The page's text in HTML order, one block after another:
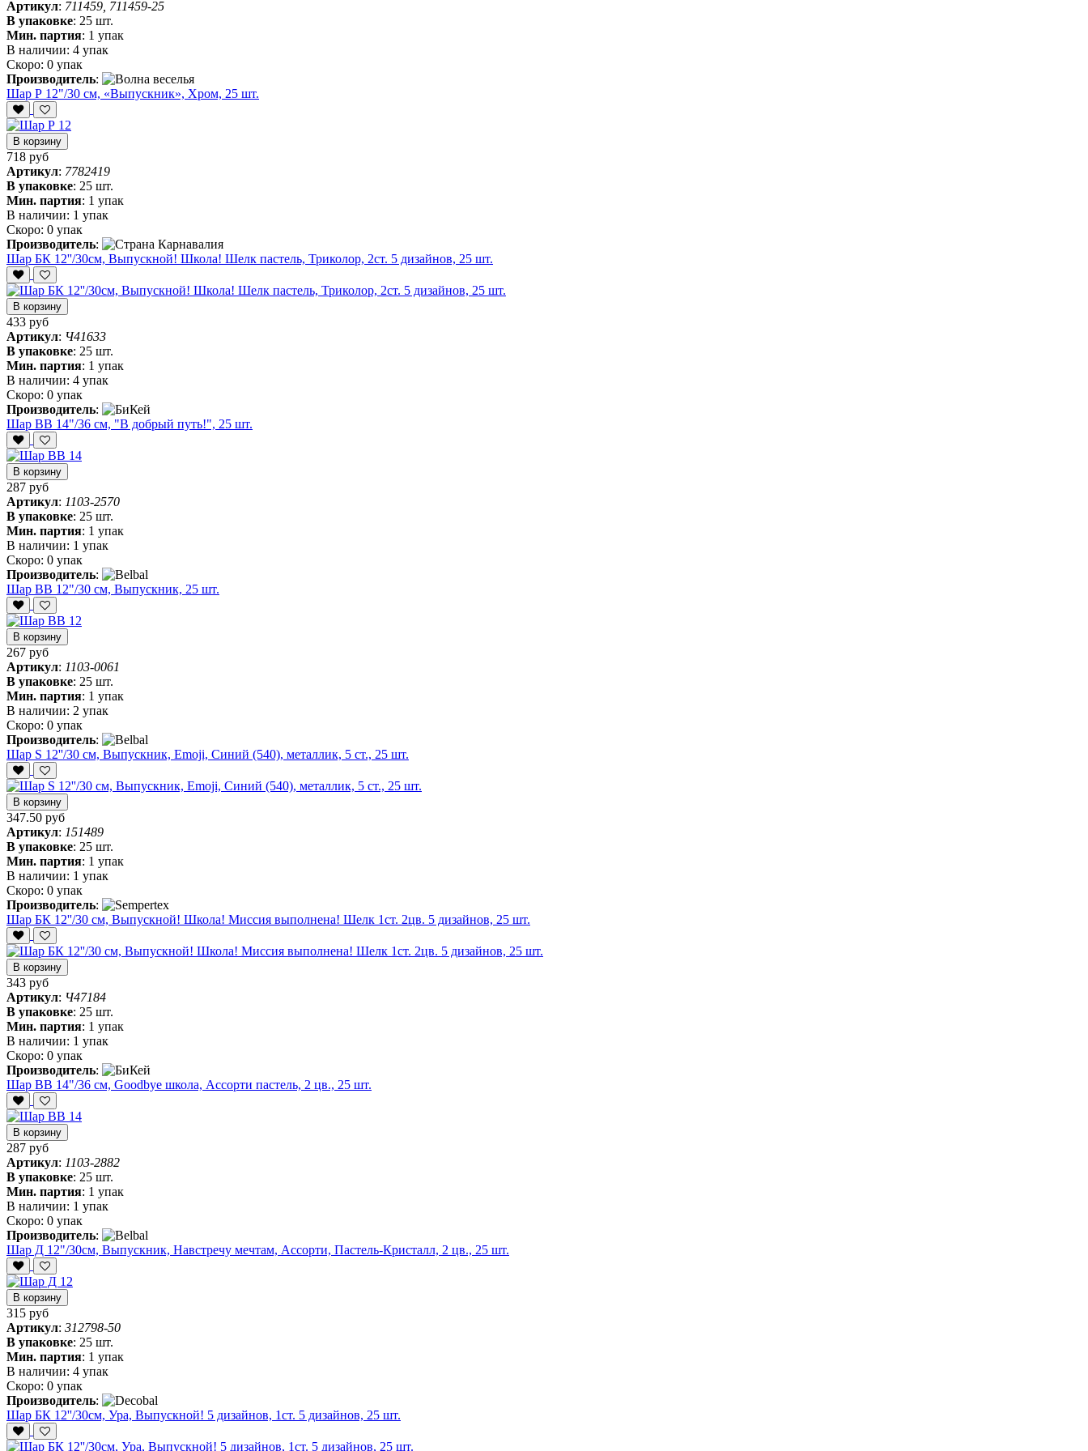
Артикул: 711459, 711459-25
В упаковке: 25 шт.
Мин. партия: 1 упак
В наличии: 4 упак
Скоро: 0 упак
Производитель:
Шар Р 12"/30 см, «Выпускник», Хром, 25 шт.
В корзину
718 руб
Артикул: 7782419
В упаковке: 25 шт.
Мин. партия: 1 упак
В наличии: 1 упак
Скоро: 0 упак
Производитель:
Шар БК 12''/30см, Выпускной! Школа! Шелк пастель, Триколор, 2ст. 5 дизайнов, 25 шт.
В корзину
433 руб
Артикул: Ч41633
В упаковке: 25 шт.
Мин. партия: 1 упак
В наличии: 4 упак
Скоро: 0 упак
Производитель:
Шар ВВ 14"/36 см, "В добрый путь!", 25 шт.
В корзину
287 руб
Артикул: 1103-2570
В упаковке: 25 шт.
Мин. партия: 1 упак
В наличии: 1 упак
Скоро: 0 упак
Производитель:
Шар ВВ 12"/30 см, Выпускник, 25 шт.
В корзину
267 руб
Артикул: 1103-0061
В упаковке: 25 шт.
Мин. партия: 1 упак
В наличии: 2 упак
Скоро: 0 упак
Производитель:
Шар S 12''/30 см, Выпускник, Emoji, Синий (540), металлик, 5 ст., 25 шт.
В корзину
347.50 руб
Артикул: 151489
В упаковке: 25 шт.
Мин. партия: 1 упак
В наличии: 1 упак
Скоро: 0 упак
Производитель:
Шар БК 12''/30 см, Выпускной! Школа! Миссия выполнена! Шелк 1ст. 2цв. 5 дизайнов, 25 шт.
В корзину
343 руб
Артикул: Ч47184
В упаковке: 25 шт.
Мин. партия: 1 упак
В наличии: 1 упак
Скоро: 0 упак
Производитель:
Шар ВВ 14"/36 см, Goodbye школа, Ассорти пастель, 2 цв., 25 шт.
В корзину
287 руб
Артикул: 1103-2882
В упаковке: 25 шт.
Мин. партия: 1 упак
В наличии: 1 упак
Скоро: 0 упак
Производитель:
Шар Д 12"/30см, Выпускник, Навстречу мечтам, Ассорти, Пастель-Кристалл, 2 цв., 25 шт.
В корзину
315 руб
Артикул: 312798-50
В упаковке: 25 шт.
Мин. партия: 1 упак
В наличии: 4 упак
Скоро: 0 упак
Производитель:
Шар БК 12''/30см, Ура, Выпускной! 5 дизайнов, 1ст. 5 дизайнов, 25 шт.